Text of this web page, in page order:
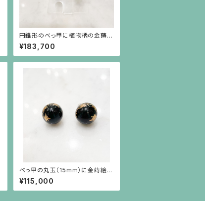
円錐形のべっ甲に植物柄の金蒔絵
が揺れるイヤリング（18k金具）
¥183,700
べっ甲の丸玉（15mm）に金蒔絵の
薔薇の螺旋ピアス（18金ポスト）
¥115,000